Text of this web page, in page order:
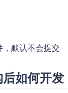
默认不会提交
如何开发